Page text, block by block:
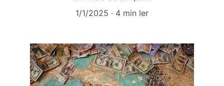
1/1/2025
4 min ler